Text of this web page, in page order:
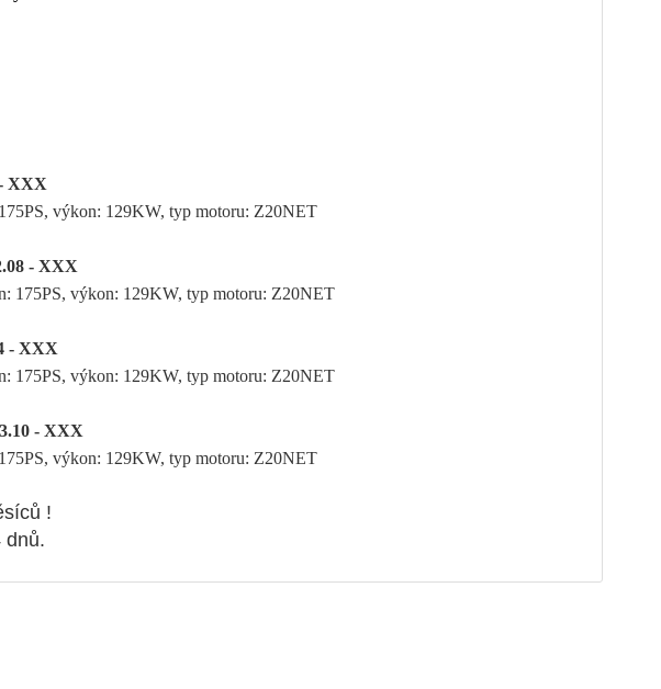
XXX
výkon: 129KW, typ motoru: Z20NET
- XXX
175PS, výkon: 129KW, typ motoru: Z20NET
- XXX
175PS, výkon: 129KW, typ motoru: Z20NET
- XXX
výkon: 129KW, typ motoru: Z20NET
!
dnů.